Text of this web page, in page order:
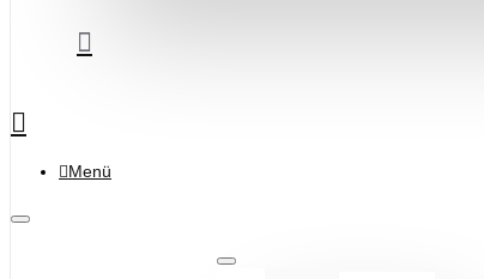
Menü